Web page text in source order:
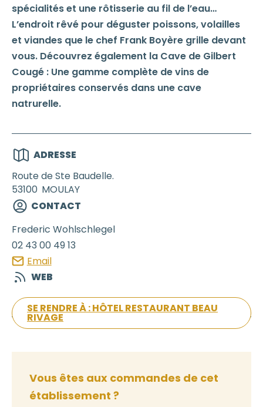
spécialités et une rôtisserie au fil de l’eau…
L’endroit rêvé pour déguster poissons, volailles
et viandes que le chef Frank Boyère grille devant
vous. Découvrez également la Cave de Gilbert
Cougé : Une gamme complète de vins de
propriétaires conservés dans une cave
natrurelle.
ADRESSE
Route de Ste Baudelle.
53100 MOULAY
CONTACT
Frederic Wohlschlegel
02 43 00 49 13
Email
WEB
SE RENDRE À : HÔTEL RESTAURANT BEAU
RIVAGE
Vous êtes aux commandes de cet
établissement ?